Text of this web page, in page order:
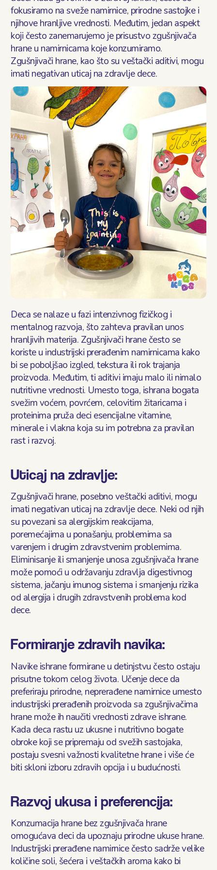
Блог
Контакт
fokusiramo na sveže namirnice, prirodne sastojke i
njihove hranljive vrednosti. Međutim, jedan aspekt
koji često zanemarujemo je prisustvo zgušnjivača
hrane u namirnicama koje konzumiramo.
Zgušnjivači hrane, kao što su veštački aditivi, mogu
imati negativan uticaj na zdravlje dece.
Deca se nalaze u fazi intenzivnog fizičkog i
mentalnog razvoja, što zahteva pravilan unos
hranljivih materija. Zgušnjivači hrane često se
koriste u industrijski prerađenim namirnicama kako
bi se poboljšao izgled, tekstura ili rok trajanja
proizvoda. Međutim, ti aditivi imaju malo ili nimalo
nutritivne vrednosti. Umesto toga, ishrana bogata
svežim voćem, povrćem, celovitim žitaricama i
proteinima pruža deci esencijalne vitamine,
minerale i vlakna koja su im potrebna za pravilan
rast i razvoj.
Uticaj na zdravlje:
Zgušnjivači hrane, posebno veštački aditivi, mogu
imati negativan uticaj na zdravlje dece. Neki od njih
su povezani sa alergijskim reakcijama,
poremećajima u ponašanju, problemima sa
varenjem i drugim zdravstvenim problemima.
Eliminisanje ili smanjenje unosa zgušnjivača hrane
može pomoći u održavanju zdravlja digestivnog
sistema, jačanju imunog sistema i smanjenju rizika
od alergija i drugih zdravstvenih problema kod
dece.
Formiranje zdravih navika:
Navike ishrane formirane u detinjstvu često ostaju
prisutne tokom celog života. Učenje dece da
preferiraju prirodne, neprerađene namirnice umesto
industrijski prerađenih proizvoda sa zgušnjivačima
hrane može ih naučiti vrednosti zdrave ishrane.
Kada deca rastu uz ukusne i nutritivno bogate
obroke koji se pripremaju od svežih sastojaka,
postaju svesni važnosti kvalitetne hrane i više će
biti skloni izboru zdravih opcija i u budućnosti.
Razvoj ukusa i preferencija:
Konzumacija hrane bez zgušnjivača hrane
omogućava deci da upoznaju prirodne ukuse hrane.
Industrijski prerađene namirnice često sadrže velike
količine soli, šećera i veštačkih aroma kako bi